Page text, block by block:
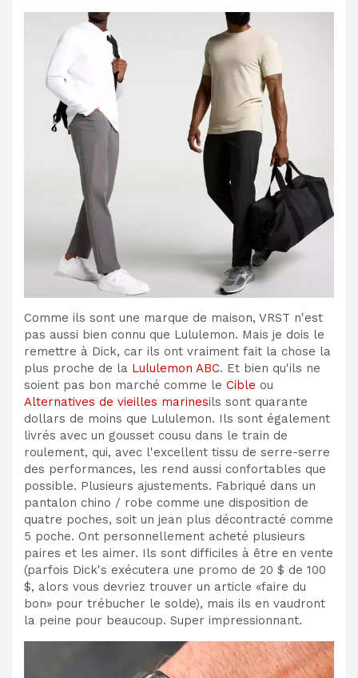
Comme ils sont une marque de maison, VRST n'est
pas aussi bien connu que Lululemon. Mais je dois le
remettre à Dick, car ils ont vraiment fait la chose la
plus proche de la Lululemon ABC. Et bien qu'ils ne
soient pas bon marché comme le Cible ou
Alternatives de vieilles marinesils sont quarante
dollars de moins que Lululemon. Ils sont également
livrés avec un gousset cousu dans le train de
roulement, qui, avec l'excellent tissu de serre-serre
des performances, les rend aussi confortables que
possible. Plusieurs ajustements. Fabriqué dans un
pantalon chino / robe comme une disposition de
quatre poches, soit un jean plus décontracté comme
5 poche. Ont personnellement acheté plusieurs
paires et les aimer. Ils sont difficiles à être en vente
(parfois Dick's exécutera une promo de 20 $ de 100
$, alors vous devriez trouver un article «faire du
bon» pour trébucher le solde), mais ils en vaudront
la peine pour beaucoup. Super impressionnant.